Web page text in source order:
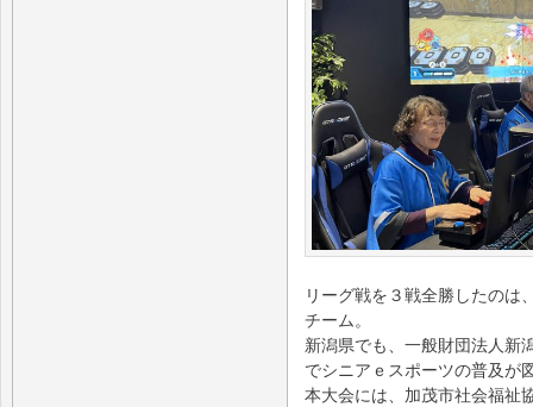
リーグ戦を３戦全勝したのは
チーム。
新潟県でも、一般財団法人新
でシニアｅスポーツの普及が
本大会には、加茂市社会福祉